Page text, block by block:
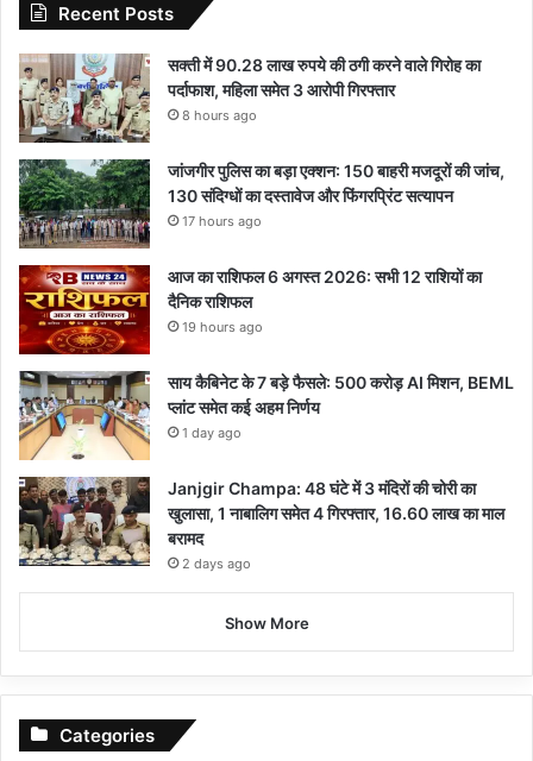
Recent Posts
सक्ती में 90.28 लाख रुपये की ठगी करने वाले गिरोह का
पर्दाफाश, महिला समेत 3 आरोपी गिरफ्तार
8 hours ago
जांजगीर पुलिस का बड़ा एक्शन: 150 बाहरी मजदूरों की जांच,
130 संदिग्धों का दस्तावेज और फिंगरप्रिंट सत्यापन
17 hours ago
आज का राशिफल 6 अगस्त 2026: सभी 12 राशियों का
दैनिक राशिफल
19 hours ago
साय कैबिनेट के 7 बड़े फैसले: 500 करोड़ AI मिशन, BEML
प्लांट समेत कई अहम निर्णय
1 day ago
Janjgir Champa: 48 घंटे में 3 मंदिरों की चोरी का
खुलासा, 1 नाबालिग समेत 4 गिरफ्तार, 16.60 लाख का माल
बरामद
2 days ago
Show More
Categories